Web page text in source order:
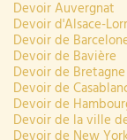
Devoir Auvergnat
Devoir d'Alsace-
Devoir de
Devoir de Bavière
Devoir de Bretagne
Devoir de
Devoir de
Devoir de la ville